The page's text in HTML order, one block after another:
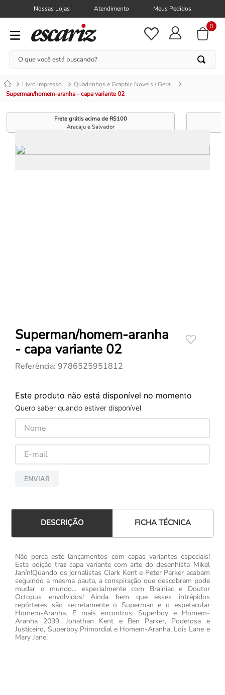
Nossas Lojas Atendimento Meus Pedidos
0
O que você está buscando?
Livro impresso
Quadrinhos e Graphic Novels / Geral
Superman/homem-aranha - capa variante 02
Frete grátis acima de R$100
Aracaju e Salvador
Superman/homem-aranha
- capa variante 02
Referência: 9786525951812
Este produto não está disponível no momento
Quero saber quando estiver disponível
ENVIAR
DESCRIÇÃO FICHA TÉCNICA
Não perca este lançamentos com capas variantes especiais!
Esta edição traz capa variante com arte do desenhista Mikel
Janín!Quando os jornalistas Clark Kent e Peter Parker acabam
seguindo a mesma pauta, a conspiração que descobrem pode
mudar o mundo... especialmente com Brainiac e Doutor
Octopus envolvidos! Ainda bem que esses intrépidos
repórteres são secretamente o Superman e o espetacular
Homem-Aranha. E mais encontros: Superboy e Homem-
Aranha 2099, Jonathan Kent e Ben Parker, Poderosa e
Justiceiro, Superboy Primordial e Homem-Aranha, Lois Lane e
Mary Jane!